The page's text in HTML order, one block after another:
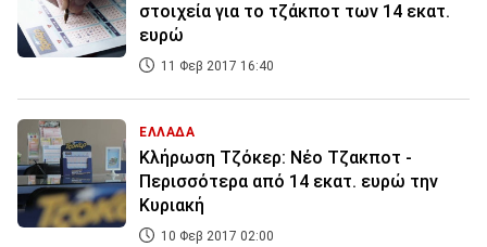
στοιχεία για το τζάκποτ των 14 εκατ.
ευρώ
11 Φεβ 2017 16:40
ΕΛΛΑΔΑ
Κλήρωση Τζόκερ: Νέο Τζακποτ -
Περισσότερα από 14 εκατ. ευρώ την
Κυριακή
10 Φεβ 2017 02:00